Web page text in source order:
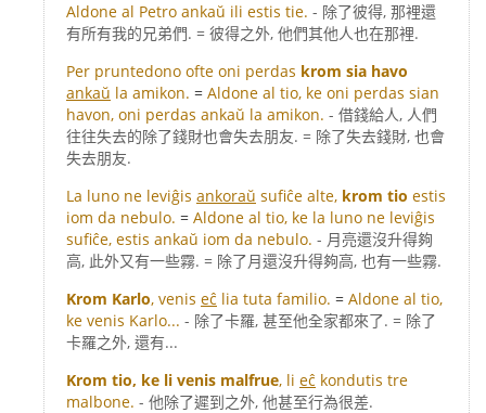
Aldone al Petro ankaŭ ili estis tie. - 除了彼得, 那裡還
有所有我的兄弟們. = 彼得之外, 他們其他人也在那裡.
Per pruntedono ofte oni perdas krom sia havo
ankaŭ la amikon. = Aldone al tio, ke oni perdas sian
havon, oni perdas ankaŭ la amikon. - 借錢給人, 人們
往往失去的除了錢財也會失去朋友. = 除了失去錢財, 也會
失去朋友.
La luno ne leviĝis ankoraŭ sufiĉe alte, krom tio estis
iom da nebulo. = Aldone al tio, ke la luno ne leviĝis
sufiĉe, estis ankaŭ iom da nebulo. - 月亮還沒升得夠
高, 此外又有一些霧. = 除了月還沒升得夠高, 也有一些霧.
Krom Karlo, venis eĉ lia tuta familio. = Aldone al tio,
ke venis Karlo... - 除了卡羅, 甚至他全家都來了. = 除了
卡羅之外, 還有...
Krom tio, ke li venis malfrue, li eĉ kondutis tre
malbone. - 他除了遲到之外, 他甚至行為很差.